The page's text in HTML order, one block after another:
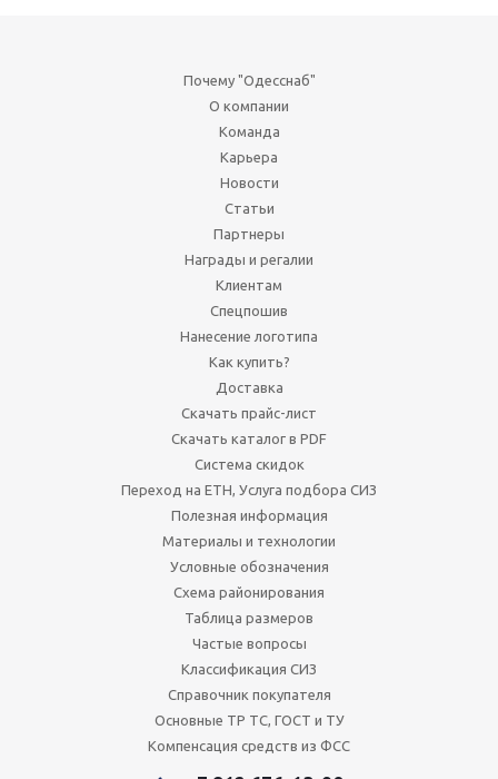
Почему "Одесснаб"
О компании
Команда
Карьера
Новости
Статьи
Партнеры
Награды и регалии
Клиентам
Спецпошив
Нанесение логотипа
Как купить?
Доставка
Скачать прайс-лист
Скачать каталог в PDF
Система скидок
Переход на ЕТН, Услуга подбора СИЗ
Полезная информация
Материалы и технологии
Условные обозначения
Схема районирования
Таблица размеров
Частые вопросы
Классификация СИЗ
Справочник покупателя
Основные ТР ТС, ГОСТ и ТУ
Компенсация средств из ФСС